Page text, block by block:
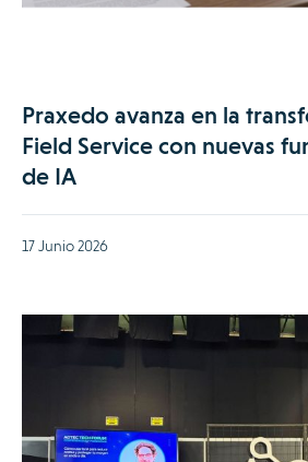
Praxedo avanza en la
Field Service con nuevas
de IA
17 Junio 2026